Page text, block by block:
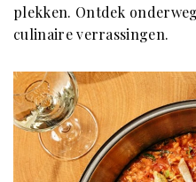
plekken. Ontdek
culinaire verrassingen.